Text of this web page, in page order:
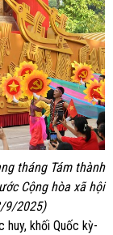
tháng Tám thành
Cộng hòa xã hội
9/2025)
huy, khối Quốc kỳ-